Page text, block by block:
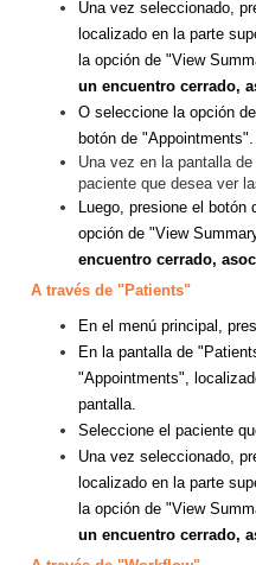
Una vez seleccionado,
localizado en la parte
la opción de "View
un encuentro cerrado,
O seleccione la opción
botón de "Appointments".
Una vez en la pantalla
paciente que desea ver
Luego, presione el
opción de "View
encuentro cerrado,
A través de "Patients"
En el menú principal,
En la pantalla de
"Appointments",
pantalla.
Seleccione el paciente
Una vez seleccionado,
localizado en la parte
la opción de "View
un encuentro cerrado,